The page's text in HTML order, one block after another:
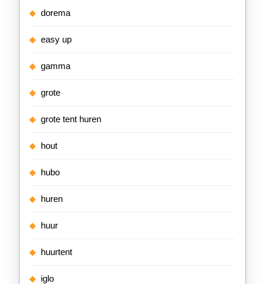
dorema
easy up
gamma
grote
grote tent huren
hout
hubo
huren
huur
huurtent
iglo